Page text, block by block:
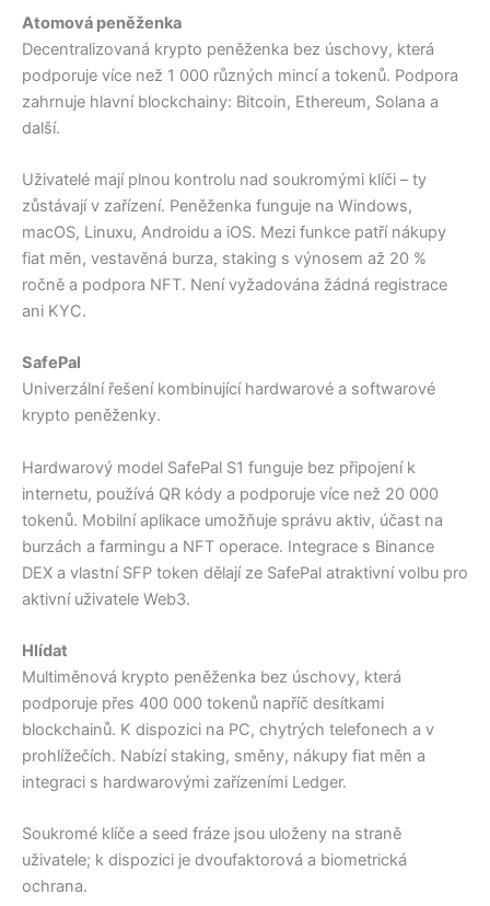
Atomová peněženka
Decentralizovaná krypto peněženka bez úschovy, která
podporuje více než 1 000 různých mincí a tokenů. Podpora
zahrnuje hlavní blockchainy: Bitcoin, Ethereum, Solana a
další.
Uživatelé mají plnou kontrolu nad soukromými klíči – ty
zůstávají v zařízení. Peněženka funguje na Windows,
macOS, Linuxu, Androidu a iOS. Mezi funkce patří nákupy
fiat měn, vestavěná burza, staking s výnosem až 20 %
ročně a podpora NFT. Není vyžadována žádná registrace
ani KYC.
SafePal
Univerzální řešení kombinující hardwarové a softwarové
krypto peněženky.
Hardwarový model SafePal S1 funguje bez připojení k
internetu, používá QR kódy a podporuje více než 20 000
tokenů. Mobilní aplikace umožňuje správu aktiv, účast na
burzách a farmingu a NFT operace. Integrace s Binance
DEX a vlastní SFP token dělají ze SafePal atraktivní volbu pro
aktivní uživatele Web3.
Hlídat
Multiměnová krypto peněženka bez úschovy, která
podporuje přes 400 000 tokenů napříč desítkami
blockchainů. K dispozici na PC, chytrých telefonech a v
prohlížečích. Nabízí staking, směny, nákupy fiat měn a
integraci s hardwarovými zařízeními Ledger.
Soukromé klíče a seed fráze jsou uloženy na straně
uživatele; k dispozici je dvoufaktorová a biometrická
ochrana.